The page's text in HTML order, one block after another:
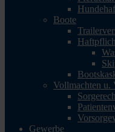
Boote
Vollmachten u.
Gewerbe